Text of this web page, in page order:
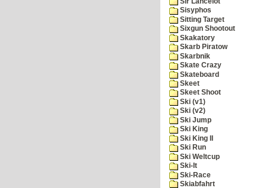
Sisyphos
Sitting Target
Sixgun Shootout
Skakatory
Skarb Piratow
Skarbnik
Skate Crazy
Skateboard
Skeet
Skeet Shoot
Ski (v1)
Ski (v2)
Ski Jump
Ski King
Ski King II
Ski Run
Ski Weltcup
Ski-It
Ski-Race
Skiabfahrt